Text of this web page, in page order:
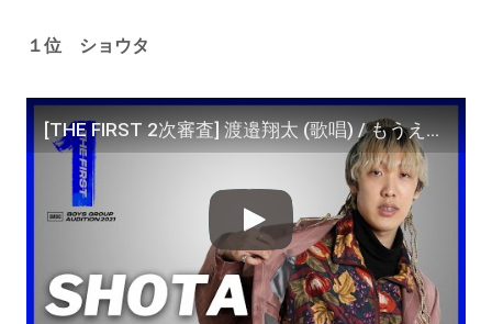
１位 ショウタ
[THE FIRST 2次審査] 渡邉翔太 (歌唱) / もうええわ